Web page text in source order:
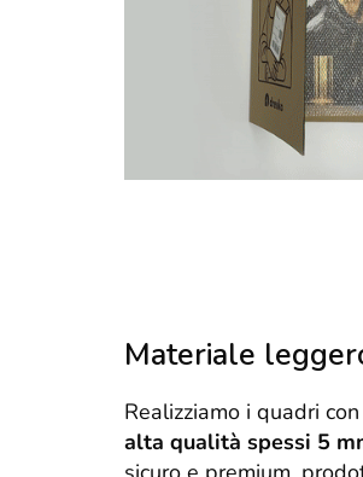
Materiale
Realizziamo i quadri con
alta qualità spessi 5